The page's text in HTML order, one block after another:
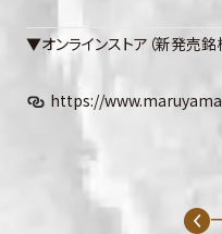
▼オンラインストア（新発売銘
https://